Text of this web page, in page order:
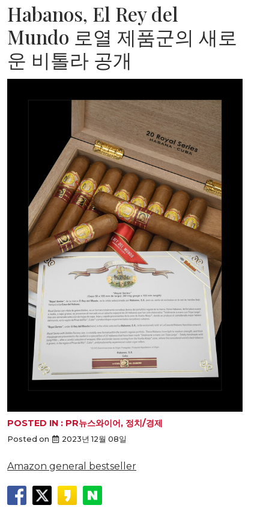
Habanos, El Rey del
Mundo 로열 제품군의 새로
운 비톨라 공개
POSTED IN : PR뉴스와이어, 정치/경제
Posted on 2023년 12월 08일
Amazon general bestseller